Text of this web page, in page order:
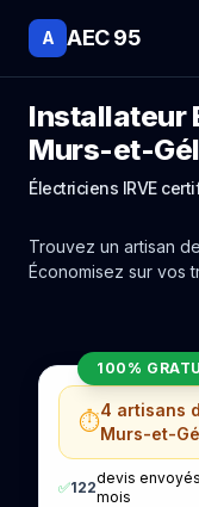
A AEC 95
Installateur
Murs-et-
Électriciens IRVE
Trouvez un artisan
Économisez sur vos
100%
⏱️4 artisans
Murs-et-
✅122
devis
mois